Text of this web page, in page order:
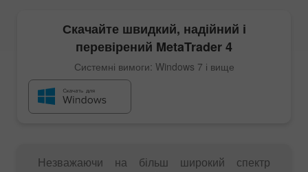
Скачайте швидкий, надійний і
перевірений MetaTrader 4
Системні вимоги: Windows 7 і вище
Незважаючи на більш широкий спектр